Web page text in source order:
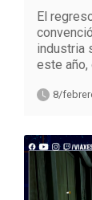
El
industria
este año,
8/